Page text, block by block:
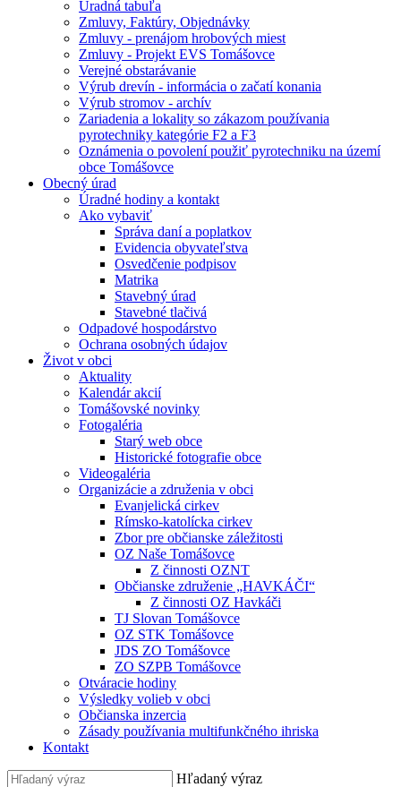
Úradná tabuľa
Zmluvy, Faktúry, Objednávky
Zmluvy - prenájom hrobových miest
Zmluvy - Projekt EVS Tomášovce
Verejné obstarávanie
Výrub drevín - informácia o začatí konania
Výrub stromov - archív
Zariadenia a lokality so zákazom používania
pyrotechniky kategórie F2 a F3
Oznámenia o povolení použiť pyrotechniku na území
obce Tomášovce
Obecný úrad
Úradné hodiny a kontakt
Ako vybaviť
Správa daní a poplatkov
Evidencia obyvateľstva
Osvedčenie podpisov
Matrika
Stavebný úrad
Stavebné tlačivá
Odpadové hospodárstvo
Ochrana osobných údajov
Život v obci
Aktuality
Kalendár akcií
Tomášovské novinky
Fotogaléria
Starý web obce
Historické fotografie obce
Videogaléria
Organizácie a združenia v obci
Evanjelická cirkev
Rímsko-katolícka cirkev
Zbor pre občianske záležitosti
OZ Naše Tomášovce
Z činnosti OZNT
Občianske združenie „HAVKÁČI“
Z činnosti OZ Havkáči
TJ Slovan Tomášovce
OZ STK Tomášovce
JDS ZO Tomášovce
ZO SZPB Tomášovce
Otváracie hodiny
Výsledky volieb v obci
Občianska inzercia
Zásady používania multifunkčného ihriska
Kontakt
Hľadaný výraz